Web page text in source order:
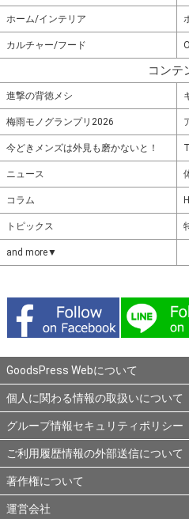
ホーム/インテリア
カルチャー/フード
コンテ
進撃の背徳メシ
梅雨モノグランプリ2026
今どきメンズは外見も磨かないと！
ニュース
コラム
トピックス
and more▼
GoodsPress Webについて
個人に関わる情報の取扱いについて
グループ情報セキュリティポリシー
ご利用履歴情報の外部送信について
著作権について
運営会社